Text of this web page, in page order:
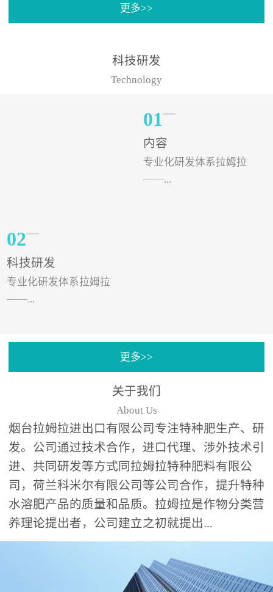
帮助作物增产增收，更要
实力。今天要讲的水溶肥
许多板栗种植户都获得了
有位王大姐今年使用一款
非常火爆...
更多>>
科技研发
Technology
01
内容
专业化研发体系拉姆拉
——...
02
科技研发
专业化研发体系拉姆拉
——...
分中心”的科研开发系统，
更多>>
关于我们
About Us
烟台拉姆拉进出口有限公司专注特种肥生产、研
发。公司通过技术合作，进口代理、涉外技术引
进、共同研发等方式同拉姆拉特种肥料有限公
司，荷兰科米尔有限公司等公司合作，提升特种
水溶肥产品的质量和品质。拉姆拉是作物分类营
养理论提出者，公司建立之初就提出...